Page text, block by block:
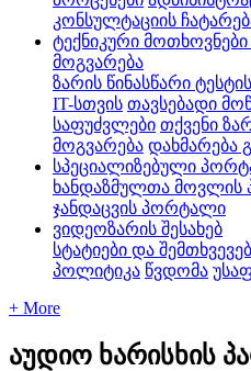
კონსულტაციის
ტექნიკური
მოგვარება
ზარის წინასწარი
IT-სთვის თავსებადი
საფუძვლები თქვენი
მოგვარება დახმარება
სპეციალიზებული
ხანდაზმულთა
ჯანდაცვის პორტალი
ვიდეოზარის შესახებ
სტატიები და
პოლიტიკა წვდომა
+ More
აუდიო ხარისხის